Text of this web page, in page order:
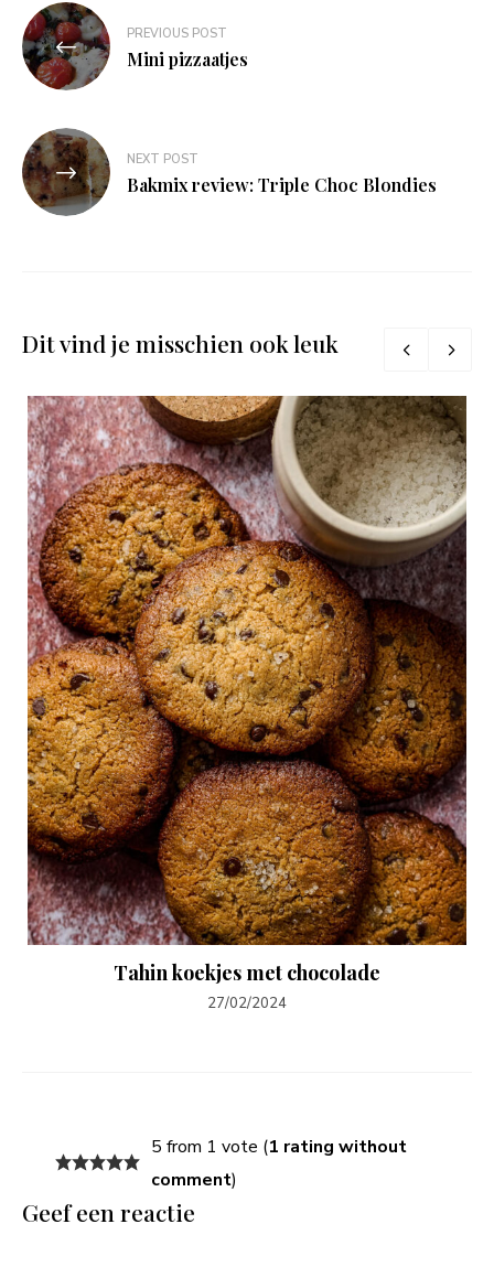
Bericht
navigatie
PREVIOUS POST
Mini pizzaatjes
NEXT POST
Bakmix review: Triple Choc Blondies
Dit vind je misschien ook leuk
Tahin koekjes met chocolade
27/02/2024
5 from 1 vote (1 rating without
comment)
Geef een reactie